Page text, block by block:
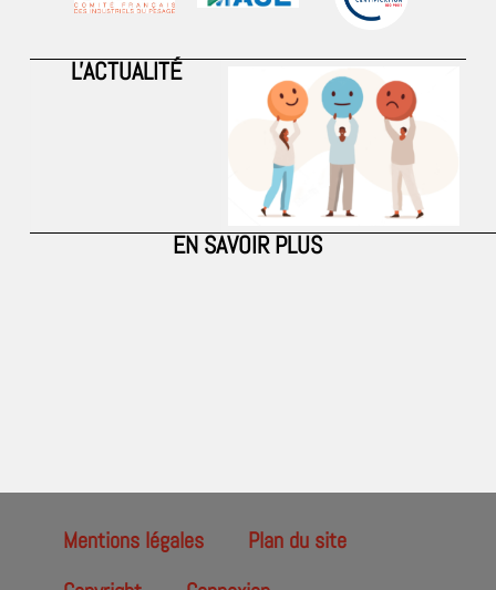
L'ACTUALITÉ
EN SAVOIR PLUS
Mentions légales
Plan du site